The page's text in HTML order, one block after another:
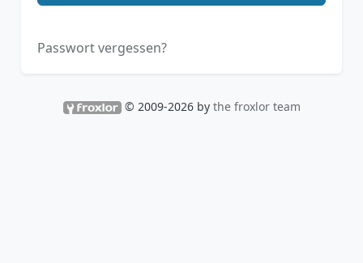
Passwort vergessen?
© 2009-2026 by the froxlor team